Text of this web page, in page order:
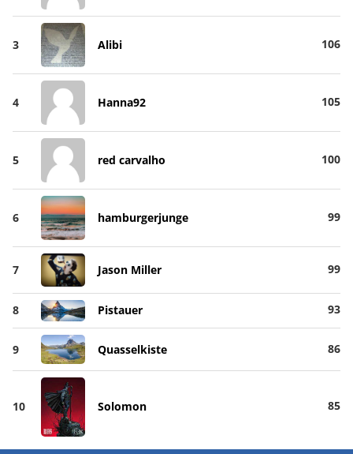
3 Alibi 106
4 Hanna92 105
5 red carvalho 100
6 hamburgerjunge 99
7 Jason Miller 99
8 Pistauer 93
9 Quasselkiste 86
10 Solomon 85